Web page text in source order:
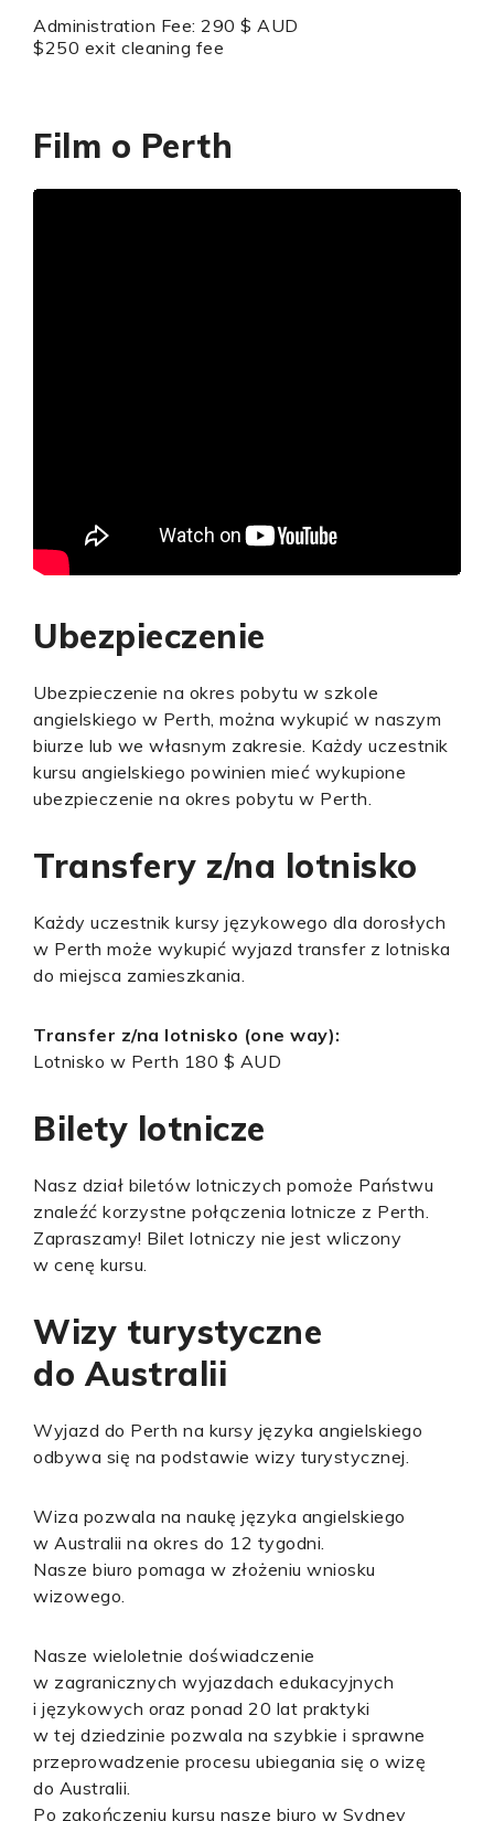
Administration Fee: 290 $ AUD
$250 exit cleaning fee
Film o Perth
Ubezpieczenie
Ubezpieczenie na okres pobytu w szkole
angielskiego w Perth, można wykupić w naszym
biurze lub we własnym zakresie. Każdy uczestnik
kursu angielskiego powinien mieć wykupione
ubezpieczenie na okres pobytu w Perth.
Transfery z/na lotnisko
Każdy uczestnik kursy językowego dla dorosłych
w Perth może wykupić wyjazd transfer z lotniska
do miejsca zamieszkania.
Transfer z/na lotnisko (one way):
Lotnisko w Perth 180 $ AUD
Bilety lotnicze
Nasz dział biletów lotniczych pomoże Państwu
znaleźć korzystne połączenia lotnicze z Perth.
Zapraszamy! Bilet lotniczy nie jest wliczony
w cenę kursu.
Wizy turystyczne
do Australii
Wyjazd do Perth na kursy języka angielskiego
odbywa się na podstawie wizy turystycznej.
Wiza pozwala na naukę języka angielskiego
w Australii na okres do 12 tygodni.
Nasze biuro pomaga w złożeniu wniosku
wizowego.
Nasze wieloletnie doświadczenie
w zagranicznych wyjazdach edukacyjnych
i językowych oraz ponad 20 lat praktyki
w tej dziedzinie pozwala na szybkie i sprawne
przeprowadzenie procesu ubiegania się o wizę
do Australii.
Po zakończeniu kursu nasze biuro w Sydney